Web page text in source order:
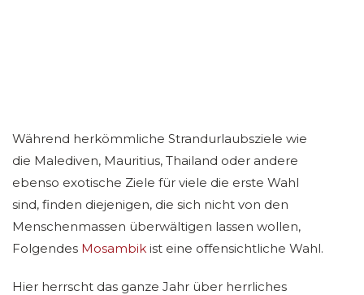
Während herkömmliche Strandurlaubsziele wie
die Malediven, Mauritius, Thailand oder andere
ebenso exotische Ziele für viele die erste Wahl
sind, finden diejenigen, die sich nicht von den
Menschenmassen überwältigen lassen wollen,
Folgendes Mosambik ist eine offensichtliche Wahl.
Hier herrscht das ganze Jahr über herrliches